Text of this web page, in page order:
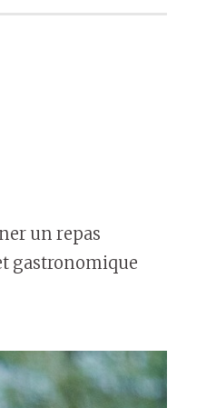
un repas
gastronomique